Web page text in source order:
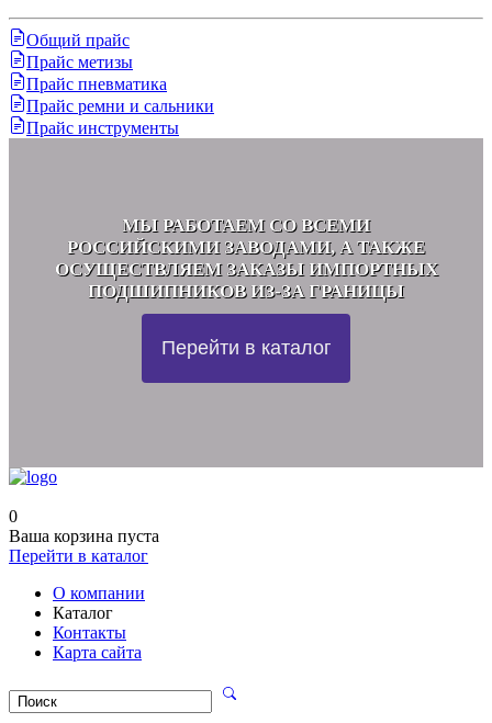
Общий прайс
Прайс метизы
Прайс пневматика
Прайс ремни и сальники
Прайс инструменты
МЫ РАБОТАЕМ СО ВСЕМИ
РОССИЙСКИМИ ЗАВОДАМИ, А ТАКЖЕ
ОСУЩЕСТВЛЯЕМ ЗАКАЗЫ ИМПОРТНЫХ
ПОДШИПНИКОВ ИЗ-ЗА ГРАНИЦЫ
Перейти в каталог
0
Ваша корзина пуста
Перейти в каталог
О компании
Каталог
Контакты
Карта сайта